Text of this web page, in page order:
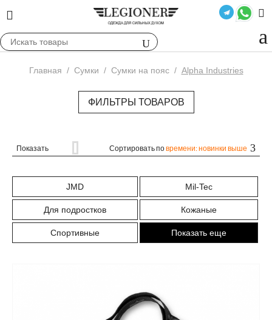
Главная / Сумки / Сумки на пояс / Alpha Industries
ФИЛЬТРЫ ТОВАРОВ
Показать Сортировать повремени: новинки выше
JMD Mil-Tec
Для подростков Кожаные
Спортивные Показать еще